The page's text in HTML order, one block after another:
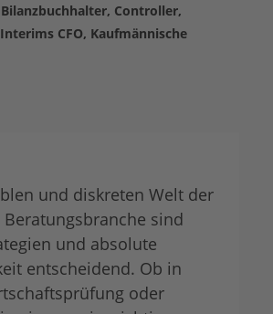
Controller,
CFO, Kaufmännische
und diskreten Welt der
Beratungsbranche sind
und absolute
entscheidend. Ob in
oder